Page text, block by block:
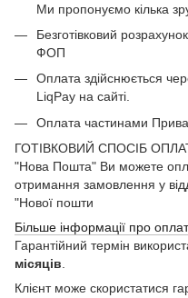
Ми пропонуємо кілька
Безготівковий
ФОП
Оплата здійснюється
LiqPay на сайті.
Оплата частинами
ГОТІВКОВИЙ СПОСІБ
"Нова Пошта" Ви можете
отримання замовлення у
"Нової пошти
Більше інформації про
Гарантійний термін
місяців.
Клієнт може скористатися